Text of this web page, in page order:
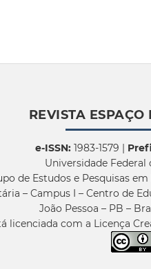
REVISTA
e-ISSN:1983-1579 |
Universidade Federal
de Estudos e Pesquisas
– Campus I – Centro de
João Pessoa – PB –
licenciada com a Licença